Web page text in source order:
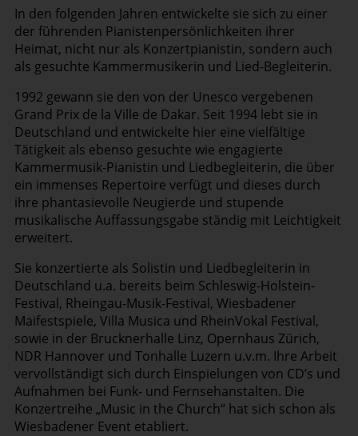
In den folgenden Jahren entwickelte sie sich zu einer
der führenden Pianistenpersönlichkeiten ihrer
Heimat, nicht nur als Konzertpianistin, sondern auch
als gesuchte Kammermusikerin und Lied-Begleiterin.
1992 gewann sie den von der Unesco vergebenen
Grand Prix de la Ville de Dakar. Seit 1994 lebt sie in
Deutschland und entwickelte hier eine vielfältige
Tätigkeit als ebenso gesuchte wie engagierte
Kammermusik-Pianistin und Liedbegleiterin, die über
ein immenses Repertoire verfügt und dieses durch
ihre phantasievolle Neugierde und stupende
musikalische Auffassungsgabe ständig mit Leichtigkeit
erweitert.
Sie konzertierte als Solistin und Liedbegleiterin in
Deutschland u.a. bereits beim Schleswig-Holstein-
Festival, Rheingau-Musik-Festival, Wiesbadener
Maifestspiele, Villa Musica und RheinVokal Festival,
sowie in der Brucknerhalle Linz, Opernhaus Zürich,
NDR Hannover und Tonhalle Luzern u.v.m. Ihre Arbeit
vervollständigt sich durch Einspielungen von CD’s und
Aufnahmen bei Funk- und Fernsehanstalten. Die
Konzertreihe „Music in the Church“ hat sich schon als
Wiesbadener Event etabliert.